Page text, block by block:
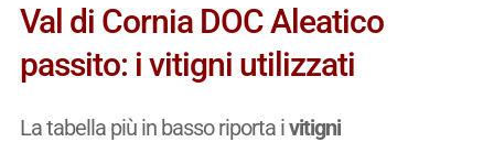
Val di Cornia DOC Aleatico
passito: i vitigni utilizzati
La tabella più in basso riporta ivitigni